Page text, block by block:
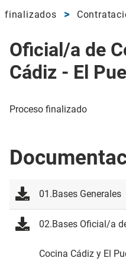
finalizados
Oficial/a de
Cádiz - El
Proceso finalizado
01.Bases Generales
02.Bases Oficial/a
Cocina Cádiz y El